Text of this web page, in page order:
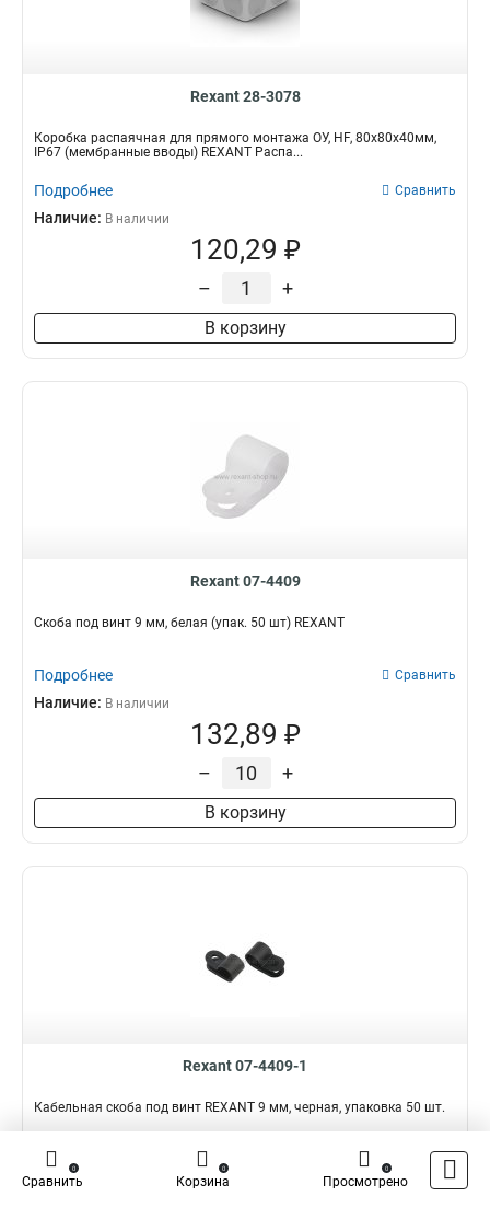
Rexant 28-3078
Коробка распаячная для прямого монтажа ОУ, HF, 80х80х40мм,
IP67 (мембранные вводы) REXANT Распа...
Подробнее Сравнить
Наличие: В наличии
120,29 ₽
– +
В корзину
Rexant 07-4409
Скоба под винт 9 мм, белая (упак. 50 шт) REXANT
Подробнее Сравнить
Наличие: В наличии
132,89 ₽
– +
В корзину
Rexant 07-4409-1
Кабельная скоба под винт REXANT 9 мм, черная, упаковка 50 шт.
Подробнее Сравнить
Наличие:
Сравнить
0
Корзина
0
Просмотрено
0